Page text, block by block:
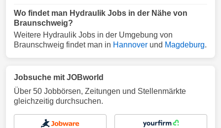
Wo findet man Hydraulik Jobs in der Nähe von
Braunschweig?
Weitere Hydraulik Jobs in der Umgebung von
Braunschweig findet man in Hannover und Magdeburg.
Jobsuche mit JOBworld
Über 50 Jobbörsen, Zeitungen und Stellenmärkte
gleichzeitig durchsuchen.